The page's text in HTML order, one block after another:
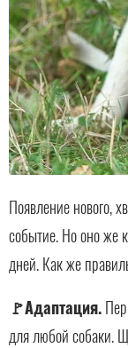
Появление нового,
событие. Но оно же
дней. Как же
🚩Адаптация.
для любой собаки.